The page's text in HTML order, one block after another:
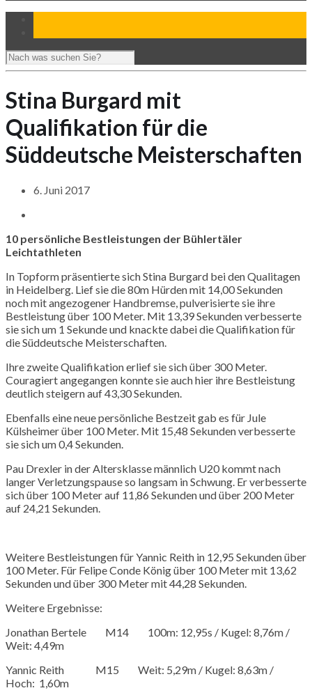
Stina Burgard mit
Qualifikation für die
Süddeutsche Meisterschaften
6. Juni 2017
10 persönliche Bestleistungen der Bühlertäler
Leichtathleten
In Topform präsentierte sich Stina Burgard bei den Qualitagen
in Heidelberg. Lief sie die 80m Hürden mit 14,00 Sekunden
noch mit angezogener Handbremse, pulverisierte sie ihre
Bestleistung über 100 Meter. Mit 13,39 Sekunden verbesserte
sie sich um 1 Sekunde und knackte dabei die Qualifikation für
die Süddeutsche Meisterschaften.
Ihre zweite Qualifikation erlief sie sich über 300 Meter.
Couragiert angegangen konnte sie auch hier ihre Bestleistung
deutlich steigern auf 43,30 Sekunden.
Ebenfalls eine neue persönliche Bestzeit gab es für Jule
Külsheimer über 100 Meter. Mit 15,48 Sekunden verbesserte
sie sich um 0,4 Sekunden.
Pau Drexler in der Altersklasse männlich U20 kommt nach
langer Verletzungspause so langsam in Schwung. Er verbesserte
sich über 100 Meter auf 11,86 Sekunden und über 200 Meter
auf 24,21 Sekunden.
Weitere Bestleistungen für Yannic Reith in 12,95 Sekunden über
100 Meter. Für Felipe Conde König über 100 Meter mit 13,62
Sekunden und über 300 Meter mit 44,28 Sekunden.
Weitere Ergebnisse:
Jonathan Bertele M14 100m: 12,95s / Kugel: 8,76m /
Weit: 4,49m
Yannic Reith M15 Weit: 5,29m / Kugel: 8,63m /
Hoch: 1,60m